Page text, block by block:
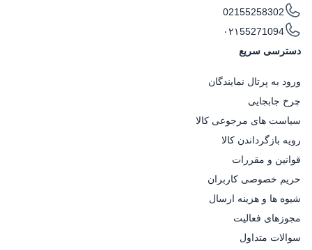
02155258302
۰۲۱55271094
دسترسی سریع
ورود به پرتال نمایندگان
چرخ جابجایی
سیاست های مرجوعی کالا
رویه بازگرداندن کالا
قوانین و مقررات
حریم خصوصی کاربران
شیوه ها و هزینه ارسال
مجوزهای فعالیت
سوالات متداول